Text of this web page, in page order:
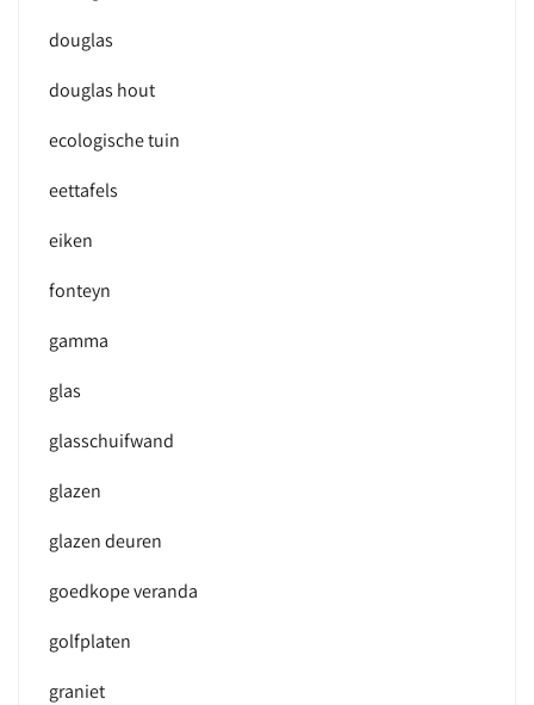
douglas
douglas hout
ecologische tuin
eettafels
eiken
fonteyn
gamma
glas
glasschuifwand
glazen
glazen deuren
goedkope veranda
golfplaten
graniet